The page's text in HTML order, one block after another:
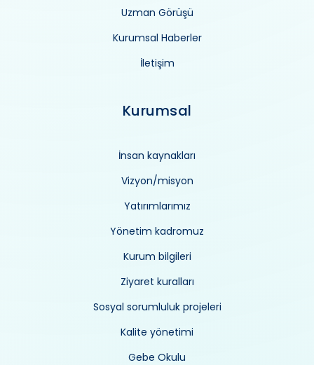
Uzman Görüşü
Kurumsal Haberler
İletişim
Kurumsal
İnsan kaynakları
Vizyon/misyon
Yatırımlarımız
Yönetim kadromuz
Kurum bilgileri
Ziyaret kuralları
Sosyal sorumluluk projeleri
Kalite yönetimi
Gebe Okulu